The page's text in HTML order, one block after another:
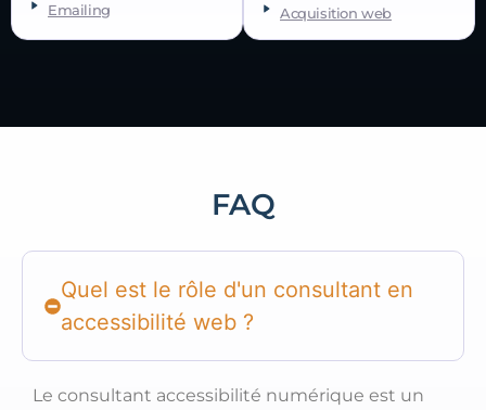
Emailing
Acquisition web
FAQ
Quel est le rôle d'un consultant en
accessibilité web ?
Le consultant accessibilité numérique est un